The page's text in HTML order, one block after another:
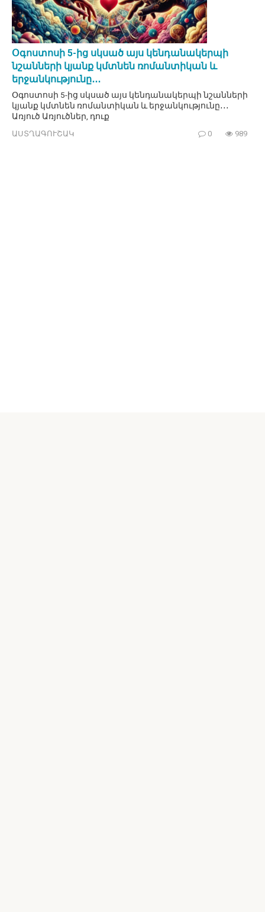
Օգոստոսի 5-ից սկսած այս կենդանակերպի
նշանների կյանք կմտնեն ռոմանտիկան և
երջանկությունը․․․
Օգոստոսի 5-ից սկսած այս կենդանակերպի նշանների
կյանք կմտնեն ռոմանտիկան և երջանկությունը․․․
Առյուծ Առյուծներ, դուք
ԱՍՏՂԱԳՈՒՇԱԿ 0 989